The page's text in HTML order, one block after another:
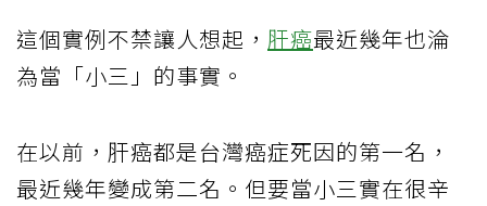
這個實例不禁讓人想起， 肝癌最近幾年也淪
為當「小三」的事實。
在以前，肝癌都是台灣癌症死因的第一名，
最近幾年變成第二名。但要當小三實在很辛